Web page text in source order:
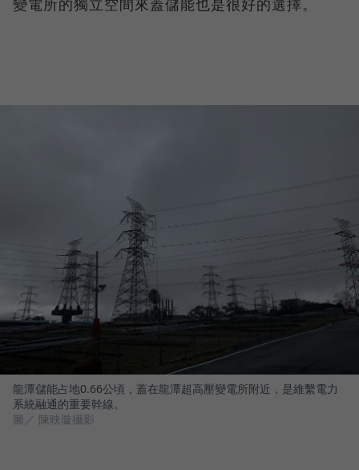
變電所的獨立空間來蓋儲能也是很好的選擇。
龍潭儲能占地0.66公頃，蓋在龍潭超高壓變電所附近，是維繫電力
系統融通的重要幹線。
圖／ 陳映璇攝影